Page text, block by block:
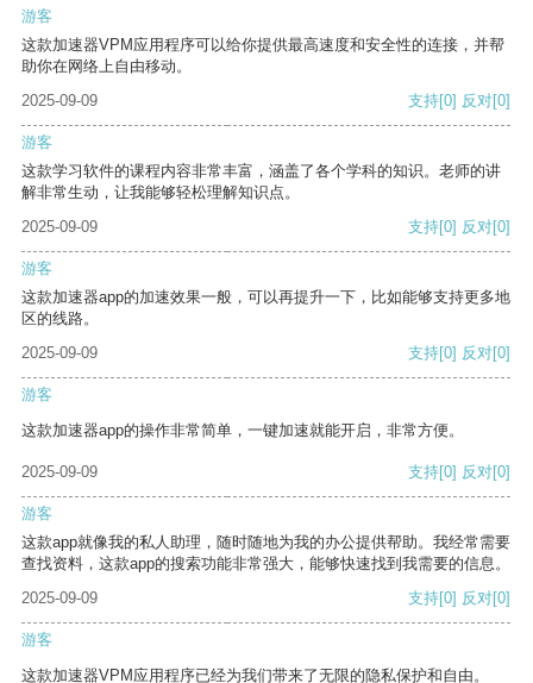
游客
这款加速器VPM应用程序可以给你提供最高速度和安全性的连接，并帮
助你在网络上自由移动。
2025-09-09
支持[0] 反对[0]
游客
这款学习软件的课程内容非常丰富，涵盖了各个学科的知识。老师的讲
解非常生动，让我能够轻松理解知识点。
2025-09-09
支持[0] 反对[0]
游客
这款加速器app的加速效果一般，可以再提升一下，比如能够支持更多地
区的线路。
2025-09-09
支持[0] 反对[0]
游客
这款加速器app的操作非常简单，一键加速就能开启，非常方便。
2025-09-09 支持[0] 反对[0]
游客
这款app就像我的私人助理，随时随地为我的办公提供帮助。我经常需要
查找资料，这款app的搜索功能非常强大，能够快速找到我需要的信息。
2025-09-09
支持[0] 反对[0]
游客
这款加速器VPM应用程序已经为我们带来了无限的隐私保护和自由。